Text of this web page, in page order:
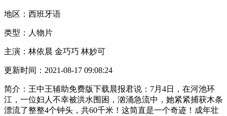
地区： 西班牙语
类型： 人物片
主演： 林依晨 金巧巧 林妙可
更新时间： 2021-08-17 09:08:24
简介： 王中王辅助免费版下载晨报君说：7月4日，在河池环
江，一位妇人不幸被洪水围困，汹涌急流中，她紧紧捕获木条
漂流了整整4个钟头，共60千米！这简直是一个奇迹！成年壮